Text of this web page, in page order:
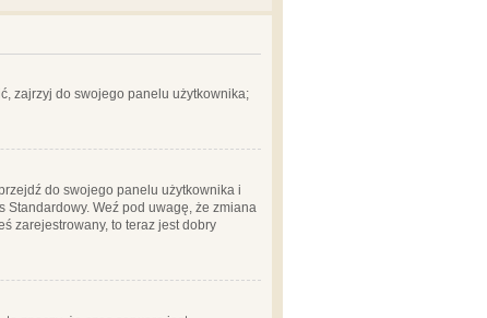
zajrzyj do swojego panelu użytkownika;
do swojego panelu użytkownika i
Standardowy. Weź pod uwagę, że zmiana
zarejestrowany, to teraz jest dobry